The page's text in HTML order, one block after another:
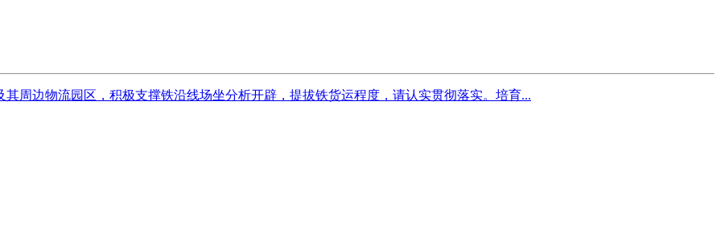
周边物流园区，积极支撑铁沿线场坐分析开辟，提拔铁货运程度，请认实贯彻落实。培育...